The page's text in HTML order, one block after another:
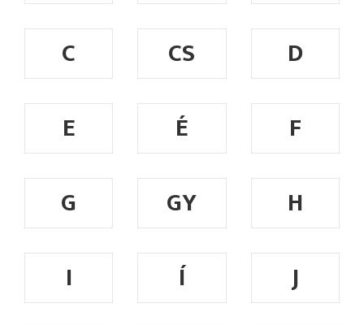
C
CS
D
E
É
F
G
GY
H
I
Í
J